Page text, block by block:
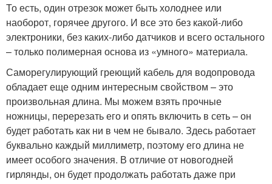
То есть, один отрезок может быть холоднее или
наоборот, горячее другого. И все это без какой-либо
электроники, без каких-либо датчиков и всего остального
– только полимерная основа из «умного» материала.
Саморегулирующий греющий кабель для водопровода
обладает еще одним интересным свойством – это
произвольная длина. Мы можем взять прочные
ножницы, перерезать его и опять включить в сеть – он
будет работать как ни в чем не бывало. Здесь работает
буквально каждый миллиметр, поэтому его длина не
имеет особого значения. В отличие от новогодней
гирлянды, он будет продолжать работать даже при